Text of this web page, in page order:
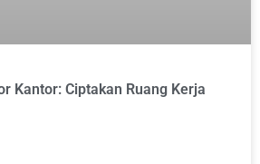
Kantor: Ciptakan Ruang Kerja